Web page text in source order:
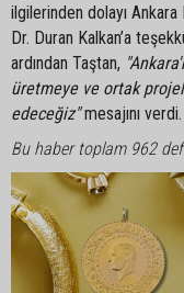
ilgilerinden dolayı Ankara
Dr. Duran Kalkan’a
ardından Taştan,
üretmeye ve ortak
edeceğiz"mesajını verdi.
Bu haber toplam 962